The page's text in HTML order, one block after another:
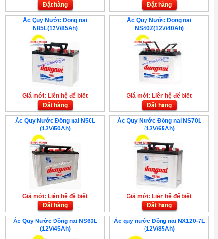
Đặt hàng
Đặt hàng
Ắc Quy Nước Đồng nai
N85L(12V/85Ah)
Giá mới: Liên hệ để biết
Đặt hàng
Ắc Quy Nước Đồng nai
NS40Z(12V/40Ah)
Giá mới: Liên hệ để biết
Đặt hàng
Ắc Quy Nước Đồng nai N50L
(12V/50Ah)
Giá mới: Liên hệ để biết
Đặt hàng
Ắc Quy Nước Đồng nai NS70L
(12V/65Ah)
Giá mới: Liên hệ để biết
Đặt hàng
Ắc Quy Nước Đồng nai NS60L
(12V/45Ah)
Ắc quy nước Đồng nai NX120-7L
(12V/85Ah)